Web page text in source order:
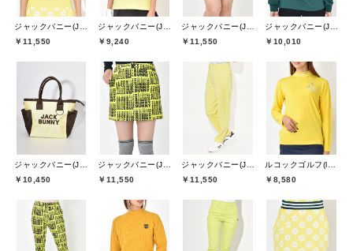
ジャックバニー(Jack Bunny)
￥11,550
ジャックバニー(Jack Bunny)
￥9,240
ジャックバニー(Jack Bunny)
￥11,550
ジャックバニー(Jack Bunny)
￥10,010
ジャックバニー(Jack Bunny)
￥10,450
ジャックバニー(Jack Bunny)
￥11,550
ジャックバニー(Jack Bunny)
￥11,550
ルコックゴルフ(le coq GOLF)
￥8,580